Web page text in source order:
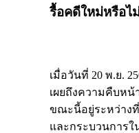
รื้อคดีใหม่หรือไ
เมื่อวันที่ 20 พ.ย.
เผยถึงความคืบห
ขณะนี้อยู่ระหว่างที่
และกระบวนการ